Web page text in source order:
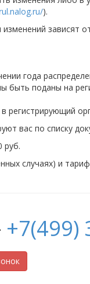
).
зависят
года
быть поданы на
регистрирующий
вас по списку
руб.
случаях) и
+7(499)